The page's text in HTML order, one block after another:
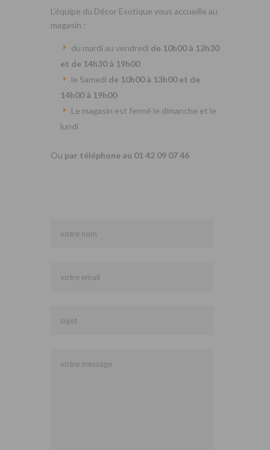
L’équipe du Décor Exotique vous accueille au
magasin :
du mardi au vendredi de 10h00 à 12h30
et de 14h30 à 19h00
le Samedi de 10h00 à 13h00 et de
14h00 à 19h00
Le magasin est fermé le dimanche et le
lundi
Ou par téléphone au 01 42 09 07 46